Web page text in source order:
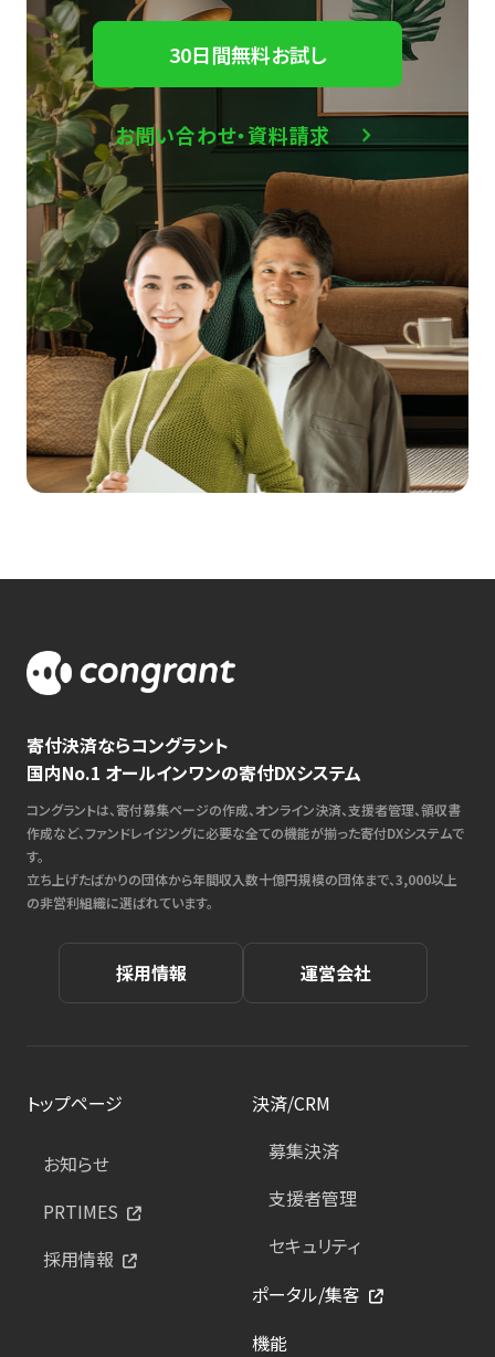
30日間無料お試し
お問い合わせ・資料請求
寄付決済ならコングラント
国内No.1 オールインワンの寄付DXシステム
コングラントは、寄付募集ページの作成、オンライン決済、支援者管理、領収書
作成など、ファンドレイジングに必要な全ての機能が揃った寄付DXシステムで
す。
立ち上げたばかりの団体から年間収入数十億円規模の団体まで、3,000以上
の非営利組織に選ばれています。
採用情報 運営会社
トップページ
お知らせ
PRTIMES
採用情報
決済/CRM
募集決済
支援者管理
セキュリティ
ポータル/集客
機能